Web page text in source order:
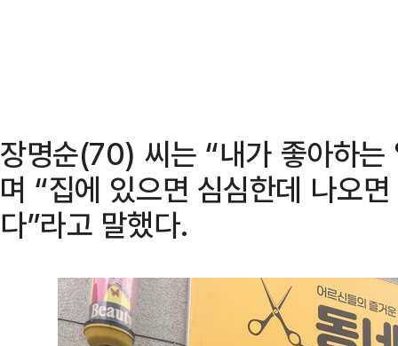
장명순(70) 씨는 “내가 좋아하는
며 “집에 있으면 심심한데 나오
다”라고 말했다.